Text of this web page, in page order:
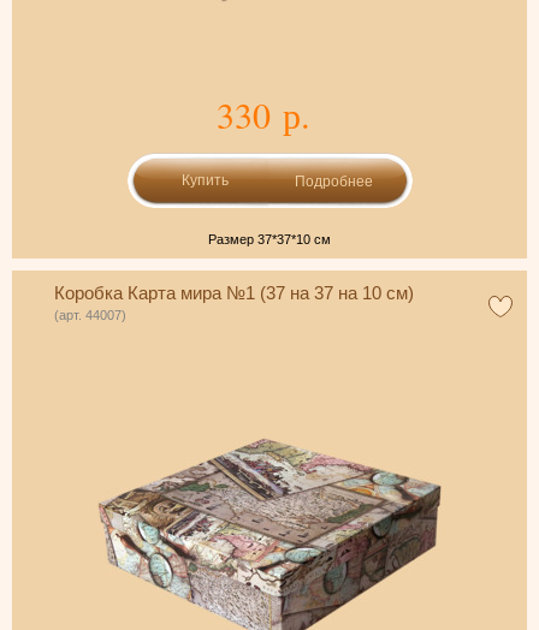
330 р.
Подробнее
Размер 37*37*10 см
Коробка Карта мира №1 (37 на 37 на 10 см)
(арт. 44007)